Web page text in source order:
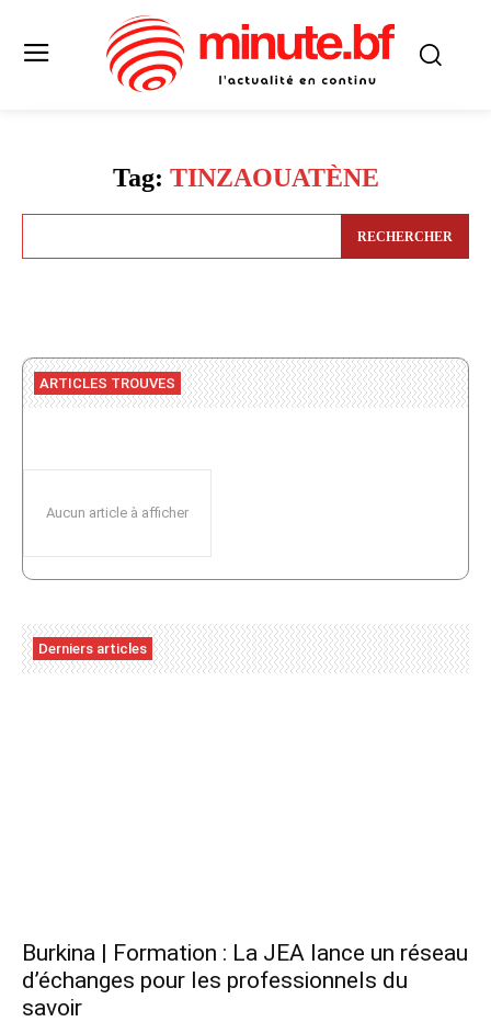
Tag: TINZAOUATÈNE
RECHERCHER
ARTICLES TROUVES
Aucun article à afficher
Derniers articles
Burkina | Formation : La JEA lance un réseau
d’échanges pour les professionnels du
savoir